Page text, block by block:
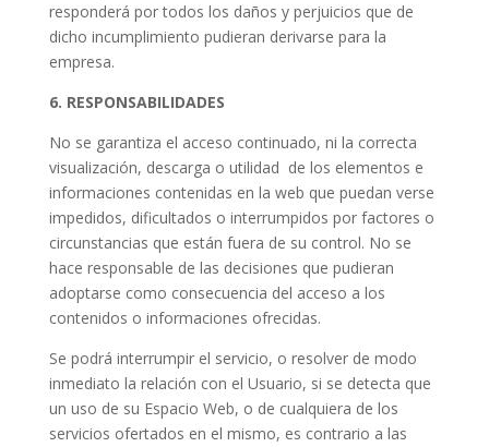
responderá por todos los daños y perjuicios que de
dicho incumplimiento pudieran derivarse para la
empresa.
6. RESPONSABILIDADES
No se garantiza el acceso continuado, ni la correcta
visualización, descarga o utilidad de los elementos e
informaciones contenidas en la web que puedan verse
impedidos, dificultados o interrumpidos por factores o
circunstancias que están fuera de su control. No se
hace responsable de las decisiones que pudieran
adoptarse como consecuencia del acceso a los
contenidos o informaciones ofrecidas.
Se podrá interrumpir el servicio, o resolver de modo
inmediato la relación con el Usuario, si se detecta que
un uso de su Espacio Web, o de cualquiera de los
servicios ofertados en el mismo, es contrario a las